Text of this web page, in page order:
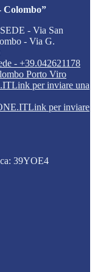
Colombo”
- Via San
- Via G.
- +39.042621178
Porto Viro
Link per inviare una
Link per inviare
39YOE4